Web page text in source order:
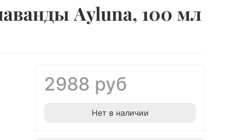
Ayluna, 100 мл
2988 руб
Нет в наличии